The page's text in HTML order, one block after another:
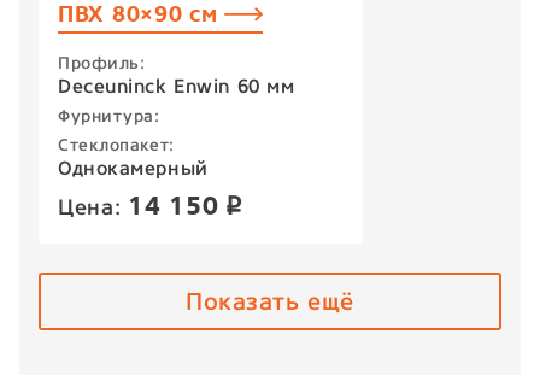
ПВХ 80×90 см
Профиль:
Deceuninck Enwin 60 мм
Фурнитура:
Стеклопакет:
Однокамерный
Цена: 14 150 p
Показать ещё